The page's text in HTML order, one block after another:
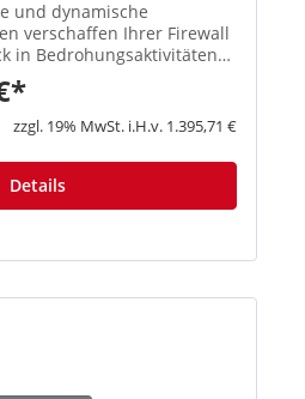
und dynamische
verschaffen Ihrer Firewall
in Bedrohungsaktivitäten
blockieren so effektiv
bekannte und
Mit d...
zzgl. 19% MwSt. i.H.v. 1.395,71 €
Details